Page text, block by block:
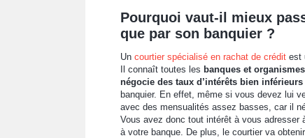
Pourquoi vaut-il mieux
que par son banquier ?
Un courtier spécialisé en rachat de crédit est
Il connaît toutes les banques et
négocie des taux d’intérêts bien inférieurs
banquier. En effet, même si vous devez lui
avec des mensualités assez basses, car il
Vous avez donc tout intérêt à vous
à votre banque. De plus, le courtier va